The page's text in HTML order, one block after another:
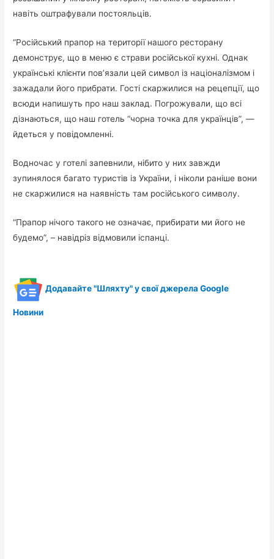
навіть оштрафували постояльців.
“Російський прапор на території нашого ресторану
демонструє, що в меню є страви російської кухні. Однак
українські клієнти пов’язали цей символ із націоналізмом і
зажадали його прибрати. Гості скаржилися на рецепції, що
всюди напишуть про наш заклад. Погрожували, що всі
дізнаються, що наш готель “чорна точка для українців”, —
йдеться у повідомленні.
Водночас у готелі запевнили, нібито у них завжди
зупинялося багато туристів із України, і ніколи раніше вони
не скаржилися на наявність там російського символу.
“Прапор нічого такого не означає, прибирати ми його не
будемо”, – навідріз відмовили іспанці.
Додавайте "Шляхту" у свої джерела Google
Новини